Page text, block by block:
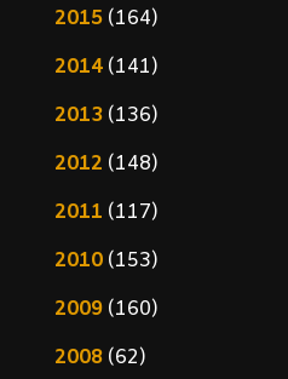
2015(164)
2014(141)
2013(136)
2012 (148)
2011 (117)
2010(153)
2009(160)
2008(62)